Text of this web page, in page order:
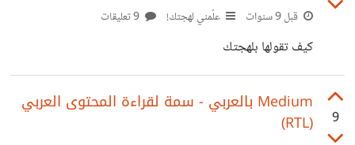
قبل 9 سنوات علّمني لهجتك!
كيف تقولها بلهجتك
9
Medium بالعربي - سمة لقراءة المحتوى العربي
(RTL)